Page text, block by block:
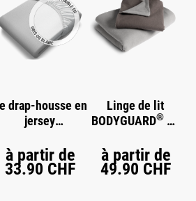
drap-housse en
jersey
à partir de
33.90 CHF
Linge de lit
BODYGUARD® en
à partir de
49.90 CHF